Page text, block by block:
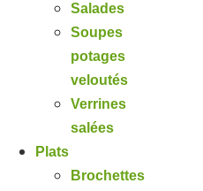
Salades
Soupes
potages
veloutés
Verrines
salées
Plats
Brochettes